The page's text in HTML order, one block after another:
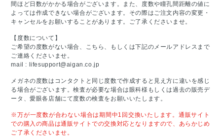
間ほど日数がかかる場合がございます。また、度数や瞳孔間距離の値に
よっては作成できない場合がございます。その際はご注文内容の変更・
キャンセルをお願いすることがあります。ご了承くださいませ。
【度数について】
ご希望の度数がない場合、こちら、もしくは下記のメールアドレスまで
ご連絡くださいませ。
mail : lifesupport@aigan.co.jp
メガネの度数はコンタクトと同じ度数で作成すると見え方に違いを感じ
る場合がございます。検査が必要な場合は眼科様もしくは過去の販売デ
ータ、愛眼各店舗にて度数の検査をお願いいたします。
※万が一度数が合わない場合は期間中1回交換いたします。通販サイト
での購入の商品は通販サイトでの交換対応となりますので、あらかじめ
ご了承くださいませ。